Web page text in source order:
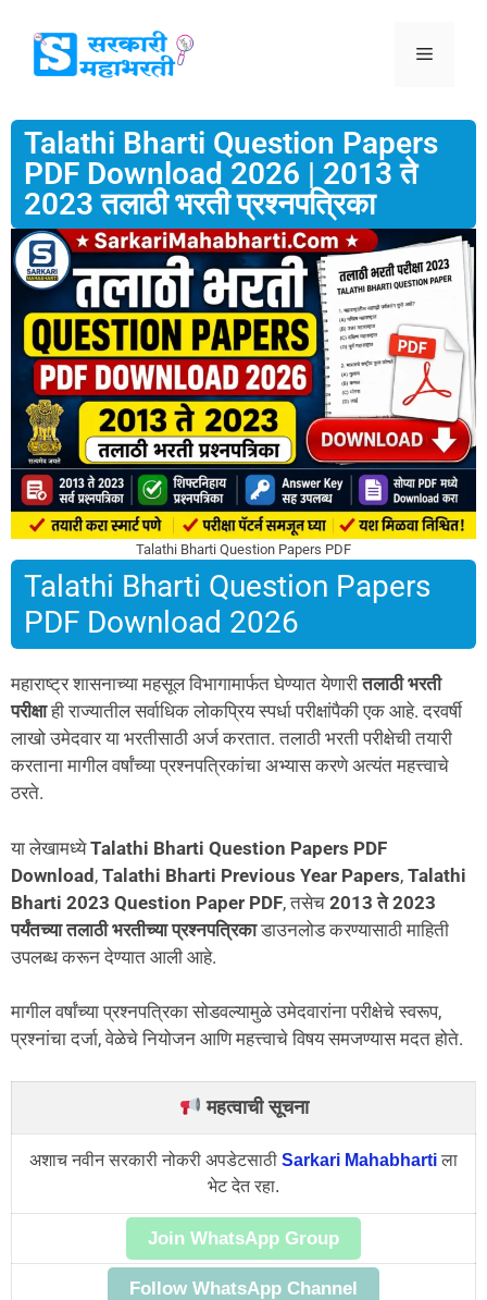
Talathi Bharti Question Papers
PDF Download 2026 | 2013 ते
2023 तलाठी भरती प्रश्नपत्रिका
Talathi Bharti Question Papers PDF
Talathi Bharti Question Papers
PDF Download 2026
महाराष्ट्र शासनाच्या महसूल विभागामार्फत घेण्यात येणारीतलाठी भरती
परीक्षाही राज्यातील सर्वाधिक लोकप्रिय स्पर्धा परीक्षांपैकी एक आहे. दरवर्षी
लाखो उमेदवार या भरतीसाठी अर्ज करतात. तलाठी भरती परीक्षेची तयारी
करताना मागील वर्षांच्या प्रश्नपत्रिकांचा अभ्यास करणे अत्यंत महत्त्वाचे
ठरते.
या लेखामध्येTalathi Bharti Question Papers PDF
Download, Talathi Bharti Previous Year Papers, Talathi
Bharti 2023 Question Paper PDF, तसेच 2013 ते 2023
पर्यंतच्या तलाठी भरतीच्या प्रश्नपत्रिकाडाउनलोड करण्यासाठी माहिती
उपलब्ध करून देण्यात आली आहे.
मागील वर्षांच्या प्रश्नपत्रिका सोडवल्यामुळे उमेदवारांना परीक्षेचे स्वरूप,
प्रश्नांचा दर्जा, वेळेचे नियोजन आणि महत्त्वाचे विषय समजण्यास मदत होते.
महत्वाची सूचना
अशाच नवीन सरकारी नोकरी अपडेटसाठी Sarkari Mahabhartiला
भेट देत रहा.
Join WhatsApp Group
Follow WhatsApp Channel